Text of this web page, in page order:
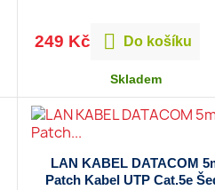
249 Kč  Do košíku
Skladem
LAN KABEL DATACOM
Patch Kabel UTP Cat.5e